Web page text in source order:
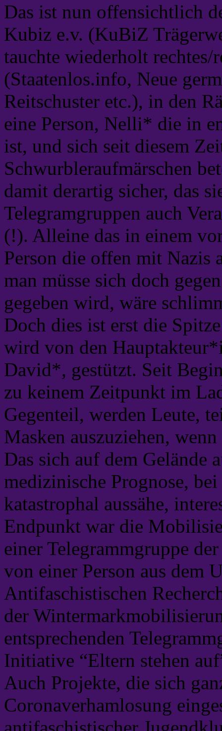
Das ist nun offensichtlich
Kubiz e.v. (KuBiZ
tauchte wiederholt
(Staatenlos.info, Neue
Reitschuster etc.), in den
eine Person, Nelli* die in
ist, und sich seit diesem
Schwurbleraufmärschen
damit derartig sicher, das
Telegramgruppen auch
(!). Alleine das in einem
Person die offen mit Nazis
man müsse sich doch
gegeben wird, wäre
Doch dies ist erst die
wird von den
David*, gestützt. Seit
zu keinem Zeitpunkt im
Gegenteil, werden Leute,
Masken auszuziehen,
Das sich auf dem Gelände
medizinische Prognose,
katastrophal aussähe,
Endpunkt war die
einer Telegrammgruppe
von einer Person aus dem
Antifaschistischen
der
entsprechenden
Initiative “Eltern stehen
Auch Projekte, die sich
Coronaverhamlosung